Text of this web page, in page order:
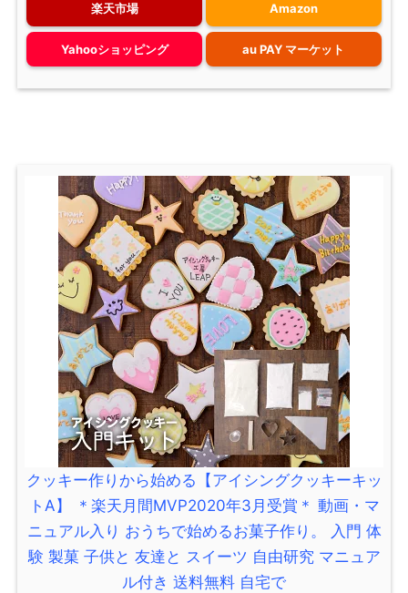
楽天市場 Amazon
Yahooショッピング au PAY マーケット
クッキー作りから始める【アイシングクッキーキッ
トA】 ＊楽天月間MVP2020年3月受賞＊ 動画・マ
ニュアル入り おうちで始めるお菓子作り。 入門 体
験 製菓 子供と 友達と スイーツ 自由研究 マニュア
ル付き 送料無料 自宅で